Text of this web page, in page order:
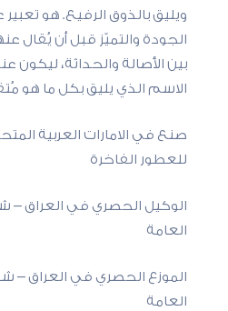
ويليق بالذوق الرفيع. هو
الجودة والتميّز قبل أن يُقال
بين الأصالة والحداثة، ليكون
الاسم الذي يليق بكل ما هو
صنع في الامارات العربية
للعطور الفاخرة
الوكيل الحصري في العراق –
العامة
الموزع الحصري في العراق –
العامة